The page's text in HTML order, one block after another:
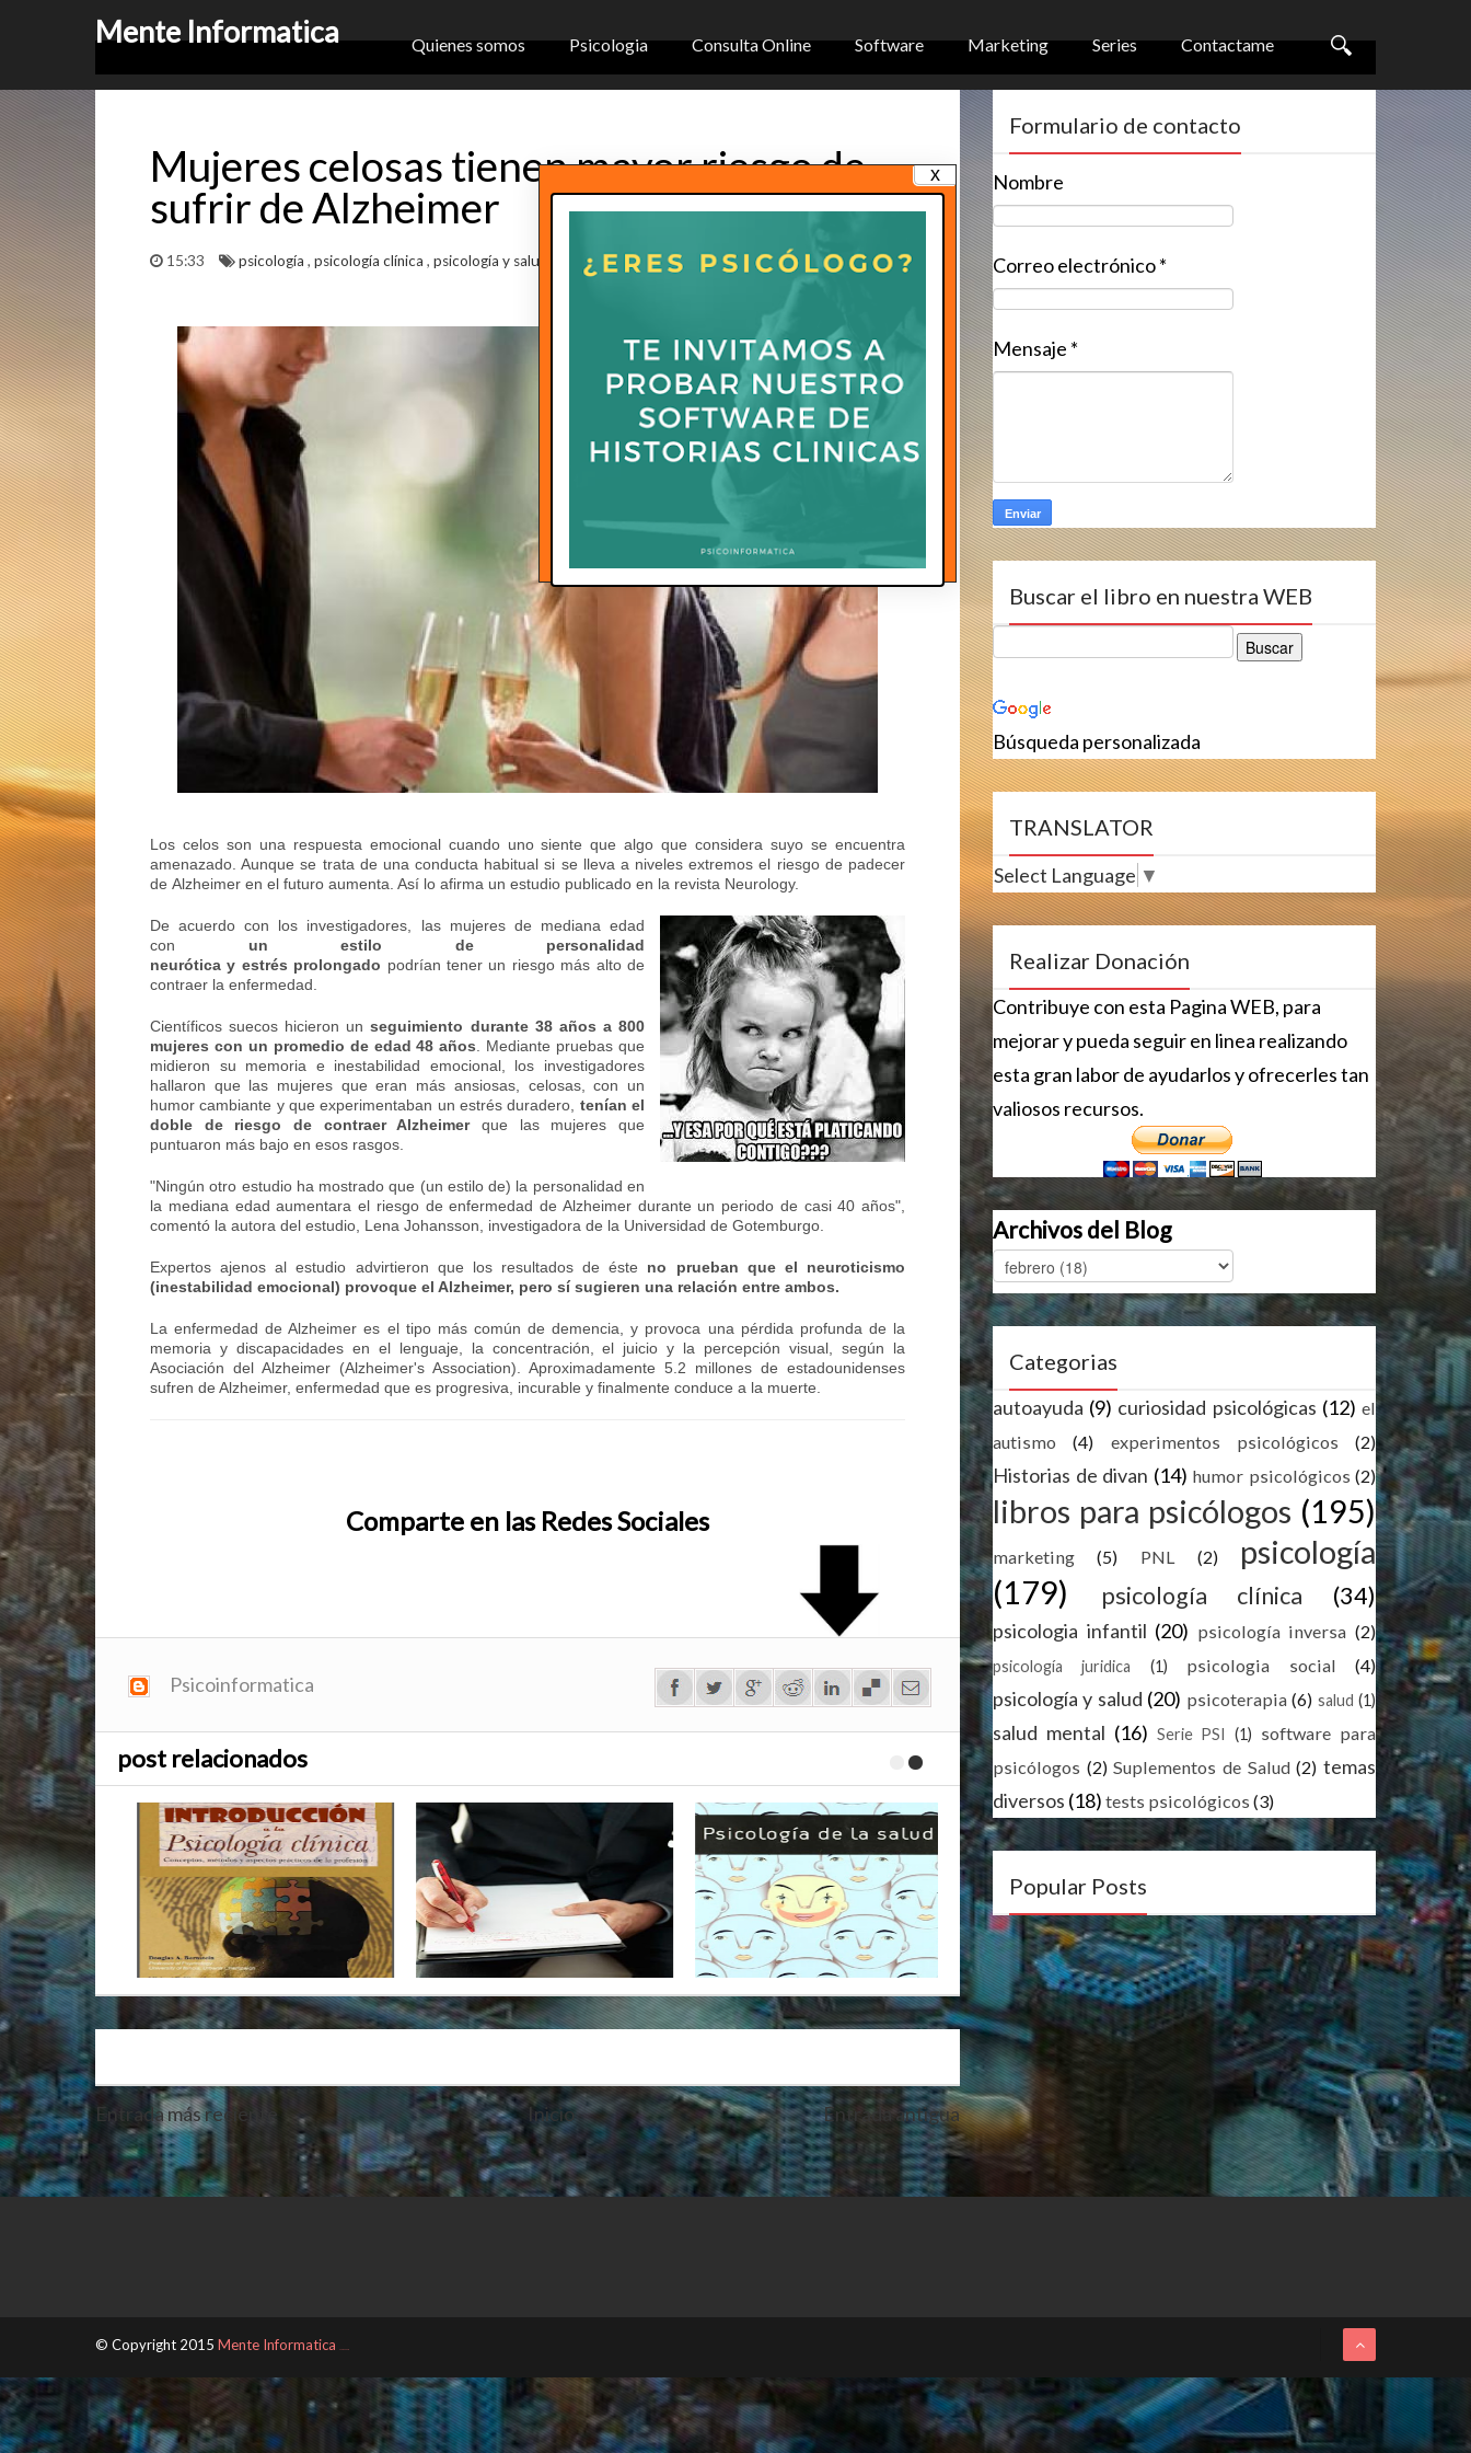
Mente Informatica Quienes somos Psicologia Consulta Online Software Marketing Series Contactame
Mujeres celosas tienen mayor riesgo de
sufrir de Alzheimer
15:33 psicología , psicología clínica , psicología y salud 0 Comentarios
Los celos son una respuesta emocional cuando uno siente que algo que considera suyo se encuentra
amenazado. Aunque se trata de una conducta habitual si se lleva a niveles extremos el riesgo de padecer
de Alzheimer en el futuro aumenta. Así lo afirma un estudio publicado en la revista Neurology.
De acuerdo con los investigadores, las mujeres de mediana edad
con un estilo de personalidad
neurótica y estrés prolongado podrían tener un riesgo más alto de
contraer la enfermedad.
Científicos suecos hicieron unseguimiento durante 38 años a 800
mujeres con un promedio de edad 48 años. Mediante pruebas que
midieron su memoria e inestabilidad emocional, los investigadores
hallaron que las mujeres que eran más ansiosas, celosas, con un
humor cambiante y que experimentaban un estrés duradero, tenían el
doble de riesgo de contraer Alzheimer que las mujeres que
puntuaron más bajo en esos rasgos.
"Ningún otro estudio ha mostrado que (un estilo de) la personalidad en
la mediana edad aumentara el riesgo de enfermedad de Alzheimer durante un periodo de casi 40 años",
comentó la autora del estudio, Lena Johansson, investigadora de la Universidad de Gotemburgo.
Expertos ajenos al estudio advirtieron que los resultados de éste no prueban que el neuroticismo
(inestabilidad emocional) provoque el Alzheimer, pero sí sugieren una relación entre ambos.
La enfermedad de Alzheimer es el tipo más común dedemencia, y provoca una pérdida profunda de la
memoria y discapacidades en el lenguaje, la concentración, el juicio y la percepción visual, según la
Asociación del Alzheimer (Alzheimer's Association). Aproximadamente 5.2 millones de estadounidenses
sufren de Alzheimer, enfermedad que es progresiva, incurable y finalmente conduce a la muerte.
Comparte en las Redes Sociales
Psicoinformatica
post relacionados
Entrada más reciente Inicio Entrada antigua
Formulario de contacto
Nombre
Correo electrónico*
Mensaje *
Buscar el libro en nuestra WEB
Búsqueda personalizada
TRANSLATOR
Select Language ▼
x
Realizar Donación
Contribuye con esta Pagina WEB, para
mejorar y pueda seguir en linea realizando
esta gran labor de ayudarlos y ofrecerles tan
valiosos recursos.
Archivos del Blog
Categorias
autoayuda (9) curiosidad psicológicas (12) el
autismo
(4) experimentos psicológicos (2)
Historias de divan (14) humor psicológicos (2)
libros para psicólogos (195)
marketing (5) PNL (2)
psicología
(179)
psicología clínica (34)
psicologia infantil (20) psicología inversa (2)
psicología juridica (1) psicologia social (4)
psicología y salud (20) psicoterapia (6) salud (1)
salud mental (16) Serie PSI (1) software para
psicólogos (2) Suplementos de Salud (2) temas
diversos (18) tests psicológicos (3)
Popular Posts
© Copyright 2015 Mente Informatica